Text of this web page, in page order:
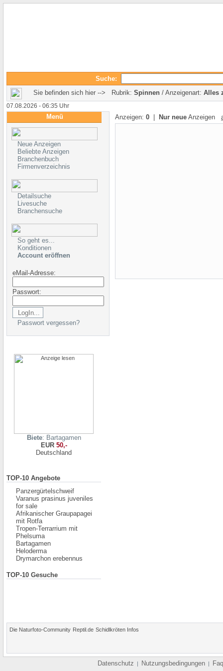
Suche:
Sie befinden sich hier --> Rubrik: Spinnen / Anzeigenart: Alles
07.08.2026 - 06:35 Uhr
Menü
Neue Anzeigen
Beliebte Anzeigen
Branchenbuch
Firmenverzeichnis
Detailsuche
Livesuche
Branchensuche
So geht es...
Konditionen
Account eröffnen
eMail-Adresse:
Passwort:
Passwort vergessen?
Biete: Bartagamen
EUR50,-
Deutschland
TOP-10 Angebote
Panzergürtelschweif
Varanus prasinus juveniles
for sale
Afrikanischer Graupapagei
mit Rotfa
Tropen-Terrarrium mit
Phelsuma
Bartagamen
Heloderma
Drymarchon erebennus
TOP-10 Gesuche
Anzeigen: 0 Nur neue Anzeigen
Die Naturfoto-Community Reptil.de Schidlkröten Infos
Datenschutz | Nutzungsbedingungen | Faq